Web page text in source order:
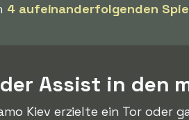
4 aufeinanderfolgenden
Assist in den
Kiev erzielte ein Tor oder